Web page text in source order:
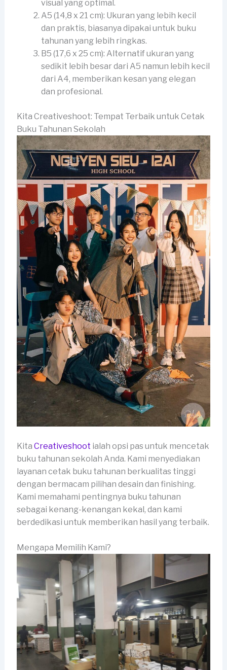
visual yang optimal.
A5 (14,8 x 21 cm): Ukuran yang lebih kecil
dan praktis, biasanya dipakai untuk buku
tahunan yang lebih ringkas.
B5 (17,6 x 25 cm): Alternatif ukuran yang
sedikit lebih besar dari A5 namun lebih kecil
dari A4, memberikan kesan yang elegan
dan profesional.
Kita Creativeshoot: Tempat Terbaik untuk Cetak
Buku Tahunan Sekolah
Kita Creativeshoot ialah opsi pas untuk mencetak
buku tahunan sekolah Anda. Kami menyediakan
layanan cetak buku tahunan berkualitas tinggi
dengan bermacam pilihan desain dan finishing.
Kami memahami pentingnya buku tahunan
sebagai kenang-kenangan kekal, dan kami
berdedikasi untuk memberikan hasil yang terbaik.
Mengapa Memilih Kami?